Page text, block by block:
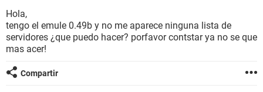
Hola,
tengo el emule 0.49b y no me aparece ninguna lista de
servidores ¿que puedo hacer? porfavor contstar ya no se que
mas acer!
Compartir